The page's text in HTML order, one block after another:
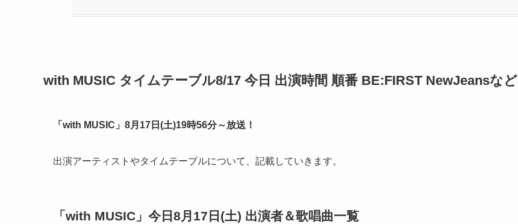
with MUSIC タイムテーブル8/17 今日 出演時間 順番 BE:FIRST NewJeansなど
「with MUSIC」8月17日(土)19時56分～放送！
出演アーティストやタイムテーブルについて、記載していきます。
「with MUSIC」今日8月17日(土) 出演者＆歌唱曲一覧